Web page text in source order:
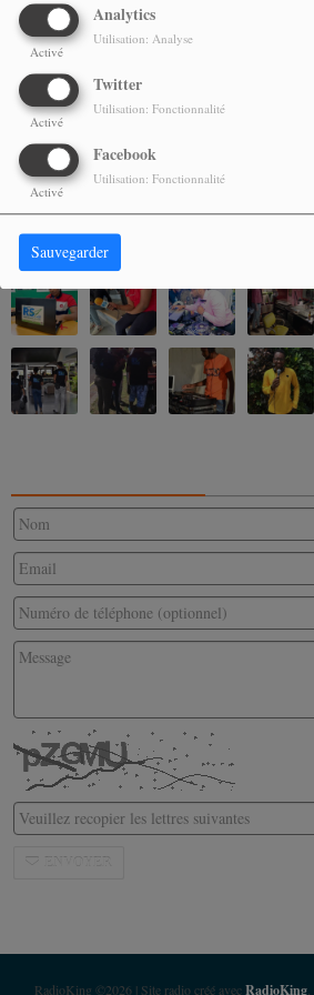
Analytics
Activé
Utilisation: Analyse
Twitter
Activé
Utilisation: Fonctionnalité
Facebook
Activé
Utilisation: Fonctionnalité
Sauvegarder
Vous devez être connecté pour
NOS ALBUMS PHOTOS
RadioKing ©2026 | Site radio créé avecRadioKing.